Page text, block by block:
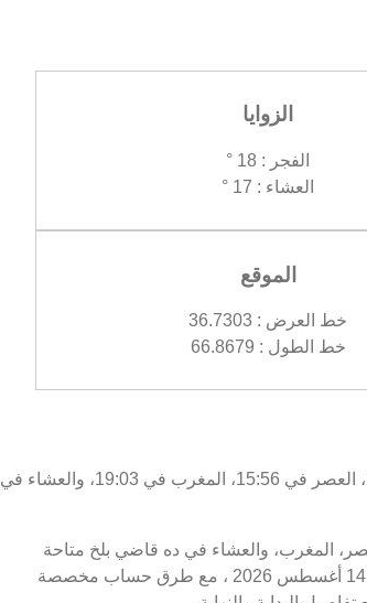
الزوايا
الفجر : 18 °
العشاء : 17 °
الموقع
خط العرض : 36.7303
خط الطول : 66.8679
اليوم، الجمعة 07/08/2026 ، أوقات الصلاة في ده قاضي بلخ كالتالي : الفجر في 03:34، الظهر في 12:08، العصر في 15:56، المغرب في 19:03، والعشاء في
المغرب، والعشاء في ده قاضي بلخ متاحة
للاطلاع. أوقات الصلاة اليوم، 22 صفر 1448 ، وبرنامج الأيام السبعة القادمة، من 07 أغسطس 2026 إلى 14 أغسطس 2026 ، مع طرق حساب مخصصة